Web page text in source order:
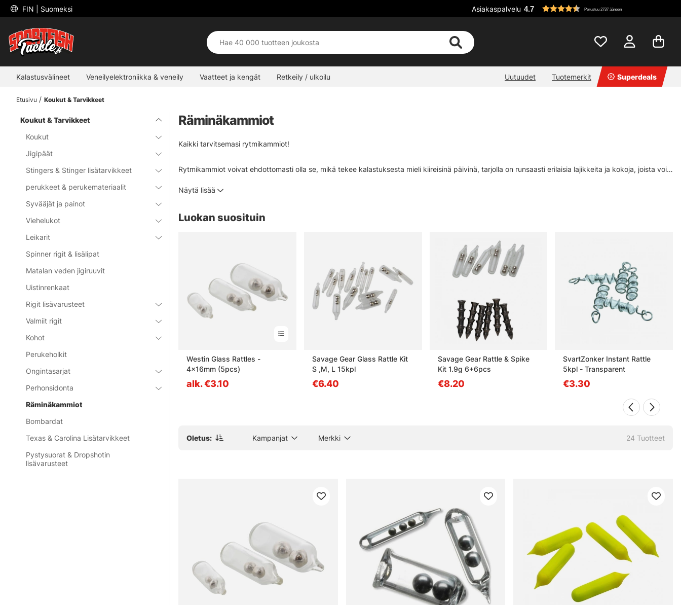
FIN | Suomeksi Asiakaspalvelu 4.7 Perustuu 2737 ääneen
Kalastusvälineet Veneilyelektroniikka & veneily Vaatteet ja kengät Retkeily / ulkoilu Uutuudet Tuotemerkit Superdeals
Etusivu Koukut & Tarvikkeet
Koukut & Tarvikkeet
Koukut
Jigipäät
Stingers & Stinger lisätarvikkeet
perukkeet & perukemateriaalit
Syvääjät ja painot
Viehelukot
Leikarit
Spinner rigit & lisälipat
Matalan veden jigiruuvit
Uistinrenkaat
Rigit lisävarusteet
Valmiit rigit
Kohot
Perukeholkit
Ongintasarjat
Perhonsidonta
Räminäkammiot
Bombardat
Texas & Carolina Lisätarvikkeet
Pystysuorat & Dropshotin
lisävarusteet
Räminäkammiot
Kaikki tarvitsemasi rytmikammiot!
Rytmikammiot voivat ehdottomasti olla se, mikä tekee kalastuksesta mieli kiireisinä päivinä, tarjolla on runsaasti erilaisia lajikkeita ja kokoja, joista voit
valittavissa monia eri versioita, lasia, messinkiä, muovia, polyeetteriä, terästä jne. Kaikissa on eri taajuudet ja kolinan voimakkuudet!
Näytä lisää
Luokan suosituin
Spike
SvartZonker Instant Rattle
5kpl - Transparent
€3.30
Westin Glass Rattles -
4x16mm (5pcs)
alk. €3.10
Savage Gear Glass Rattle Kit
S ,M, L 15kpl
€6.40
Savage Gear Rattle & Spike
Kit 1.9g 6+6pcs
€8.20
SvartZonker Instant Rattle
5kpl - Transparent
€3.30
Oletus: Kampanjat Merkki 24 Tuotteet